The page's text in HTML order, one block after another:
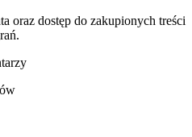
oraz dostęp do zakupionych treści